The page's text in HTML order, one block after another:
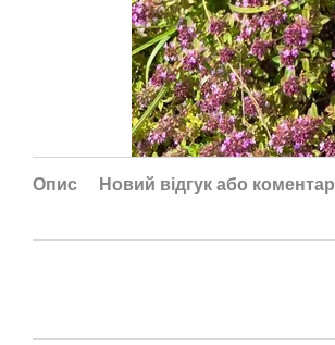
Опис Новий відгук або коментар